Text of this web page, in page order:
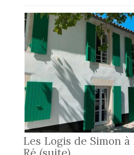
Les Logis de Simon